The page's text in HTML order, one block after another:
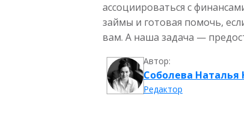
ассоциироваться с
займы и готовая помочь,
вам. А наша задача —
Автор:
Соболева Наталья
Редактор